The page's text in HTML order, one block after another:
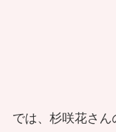
では、杉咲花さん